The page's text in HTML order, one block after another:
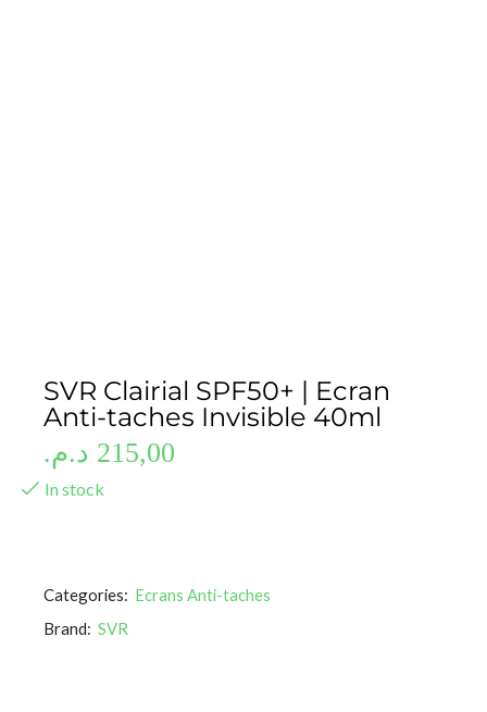
SVR Clairial SPF50+ | Ecran
Anti-taches Invisible 40ml
215,00 د.م.
In stock
Categories: Ecrans Anti-taches
Brand: SVR